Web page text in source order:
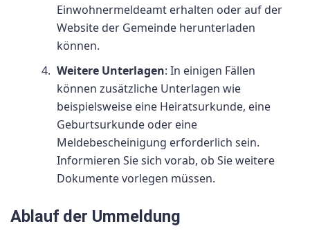
Einwohnermeldeamt erhalten oder auf der
Website der Gemeinde herunterladen
können.
Weitere Unterlagen: In einigen Fällen
können zusätzliche Unterlagen wie
beispielsweise eine Heiratsurkunde, eine
Geburtsurkunde oder eine
Meldebescheinigung erforderlich sein.
Informieren Sie sich vorab, ob Sie weitere
Dokumente vorlegen müssen.
Ablauf der Ummeldung